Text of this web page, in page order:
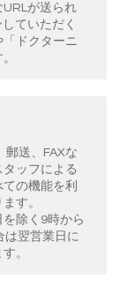
が送られ
ていただく
ドクターニ
郵送、FAXな
ッフによる
の機能を利
す。
除く9時から
は翌営業日に
。